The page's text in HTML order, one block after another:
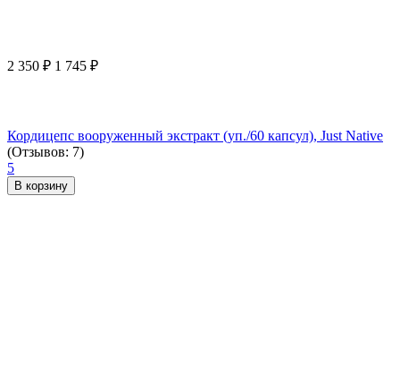
2 350 ₽ 1 745 ₽
Кордицепс вооруженный экстракт (уп./60 капсул), Just Native
(Отзывов: 7)
5
В корзину